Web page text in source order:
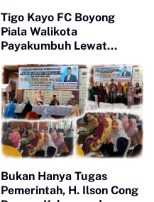
Tigo Kayo FC Boyong
Piala Walikota
Payakumbuh Lewat
Bukan Hanya Tugas
Pemerintah, H. Ilson Cong